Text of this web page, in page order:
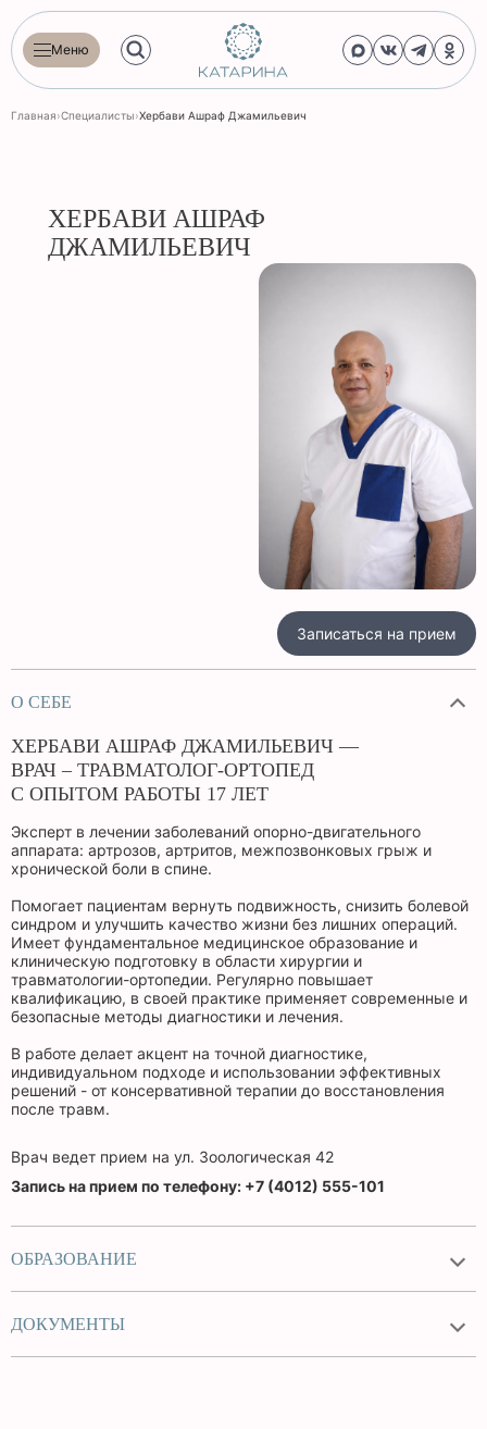
Меню
Главная›Специалисты›Хербави Ашраф Джамильевич
ХЕРБАВИ АШРАФ
ДЖАМИЛЬЕВИЧ
Записаться на прием
О СЕБЕ
ХЕРБАВИ АШРАФ ДЖАМИЛЬЕВИЧ —
ВРАЧ – ТРАВМАТОЛОГ-ОРТОПЕД
С ОПЫТОМ РАБОТЫ 17 ЛЕТ
Эксперт в лечении заболеваний опорно-двигательного
аппарата: артрозов, артритов, межпозвонковых грыж и
хронической боли в спине.
Помогает пациентам вернуть подвижность, снизить болевой
синдром и улучшить качество жизни без лишних операций.
Имеет фундаментальное медицинское образование и
клиническую подготовку в области хирургии и
травматологии-ортопедии. Регулярно повышает
квалификацию, в своей практике применяет современные и
безопасные методы диагностики и лечения.
В работе делает акцент на точной диагностике,
индивидуальном подходе и использовании эффективных
решений - от консервативной терапии до восстановления
после травм.
Врач ведет прием на ул. Зоологическая 42
Запись на прием по телефону: +7 (4012) 555-101
ОБРАЗОВАНИЕ
ДОКУМЕНТЫ